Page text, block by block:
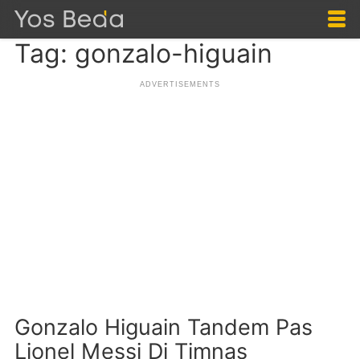
Tag: gonzalo-higuain
Gonzalo Higuain Tandem Pas
Lionel Messi Di Timnas